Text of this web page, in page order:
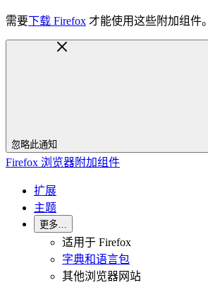
需要下载 Firefox 才能使用这些附加组件。
忽略此通知
Firefox 浏览器附加组件
扩展
主题
更多…
适用于 Firefox
字典和语言包
其他浏览器网站